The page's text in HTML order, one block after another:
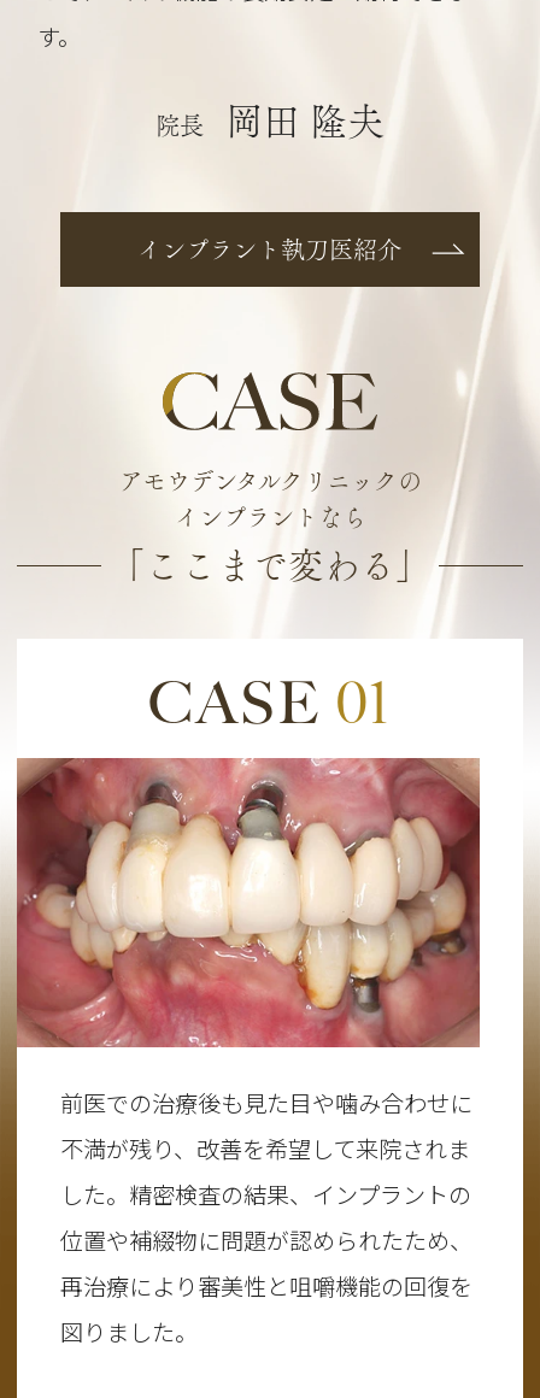
す。
院長 岡田 隆夫
インプラント執刀医紹介
アモウデンタルクリニックの
インプラントなら
「ここまで変わる」
CASE 01
前医での治療後も見た目や噛み合わせに
不満が残り、改善を希望して来院されま
した。精密検査の結果、インプラントの
位置や補綴物に問題が認められたため、
再治療により審美性と咀嚼機能の回復を
図りました。